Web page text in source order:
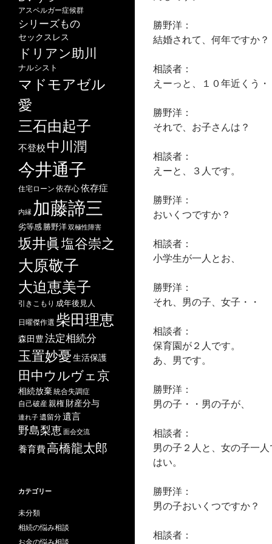
勝野洋：
結婚されて、何年ですか？
相談者：
えーっと、１０年近くう
勝野洋：
それで、お子さんは？
相談者：
えーと、３人です。
勝野洋：
おいくつですか？
相談者：
小学生が一人とお、
勝野洋：
それ、男の子、女子・・
相談者：
保育園が２人です。
あ、男です。
勝野洋：
男の子・・男の子が、
相談者：
男の子２人と、女の子一
はい。
勝野洋：
男の子おいくつですか？
相談者：
アスペルガー症候群
シリーズもの
セックスレス
ドリアン助川
ナルシスト
マドモアゼル
愛
三石由起子
不登校 中川潤
今井通子
住宅ローン 依存心依存症
内縁 加藤諦三
劣等感勝野洋双極性障害
坂井眞塩谷崇之
大原敬子
大迫恵美子
引きこもり 成年後見人
日曜傑作選 柴田理恵
森田豊法定相続分
玉置妙憂生活保護
田中ウルヴェ京
相続放棄統合失調症
自己破産親権 財産分与
連れ子遺留分遺言
野島梨恵面会交流
養育費高橋龍太郎
カテゴリー
未分類
相続の悩み相談
お金の悩み相談